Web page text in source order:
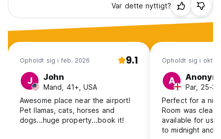
Var dette nyttigt?
Opholdt sig i feb. 2026 9.1
J John
Mand, 41+, USA
Awesome place near the airport!
Pet llamas, cats, horses and
dogs...huge property...book it!
Opholdt sig i okt.
A Anonym
Par, 25-
Perfect for a
Room was
available for us
to midnight and